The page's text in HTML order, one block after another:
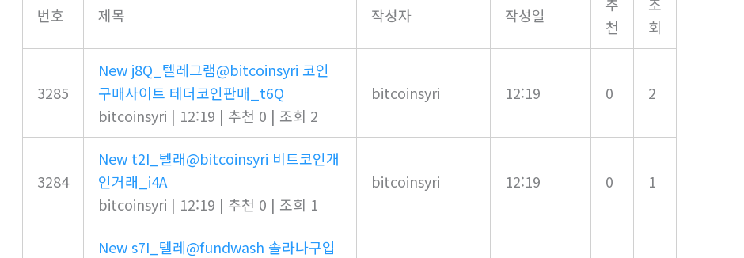
번호 제목 작성자 작성일
천
회
3285
New j8Q_텔레그램@bitcoinsyri 코인
구매사이트 테더코인판매_t6Q
bitcoinsyri | 12:19 | 추천 0 | 조회 2
bitcoinsyri 12:19 0 2
3284
New t2I_텔래@bitcoinsyri 비트코인개
인거래_i4A
bitcoinsyri | 12:19 | 추천 0 | 조회 1
bitcoinsyri 12:19 0 1
News7I_텔레@fundwash 솔라나구입